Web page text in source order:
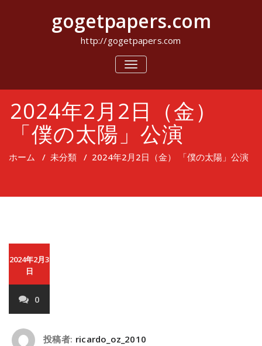
キ
gogetpapers.com
http://gogetpapers.com
ナ
ビ
シ
ョ
ン
り
替
2024年2月2日（金）
「僕の太陽」公演
ホーム / 未分類 / 2024年2月2日（金） 「僕の太陽」公演
2024年2月3
日
0
投稿者: ricardo_oz_2010